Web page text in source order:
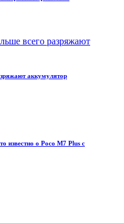
аккумулятор
известно о Poco M7 Plus с